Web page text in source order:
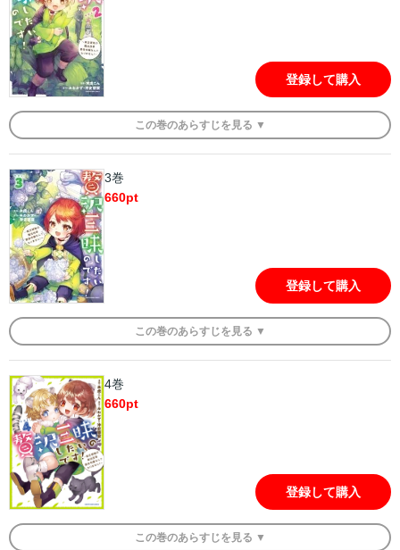
登録して購入
この巻のあらすじを 見る ▼
3巻
660pt
登録して購入
この巻のあらすじを 見る ▼
4巻
660pt
登録して購入
この巻のあらすじを 見る ▼